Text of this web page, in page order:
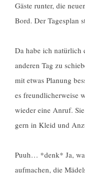
Gäste runter, die
Bord. Der Tagesplan
Da habe ich natürlich
anderen Tag zu
mit etwas Planung
es freundlicherweise
wieder eine Anruf.
gern in Kleid und
Puuh… *denk* Ja,
aufmachen, die